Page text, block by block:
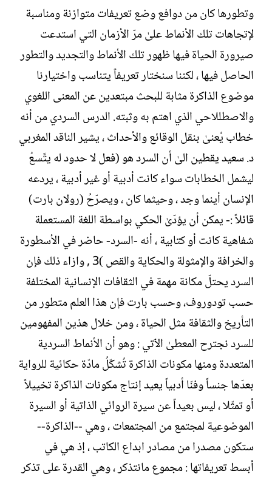
وتطورها كان من دوافع وضع تعريفات متوازنة ومناسبة
لإتجاهات تلك الأنماط علىٰ مرّ الأزمان التي استدعت
صيرورة الحياة فيها ظهور تلك الأنماط والتجديد والتطور
الحاصل فيها ، لكننا سنختار تعريفاً يتناسب واختيارنا
موضوع الذاكرة مثابة للبحث مبتعدين عن المعنى اللغوي
والاصطللاحي الذي اهتم به وثبته. الدرس السردي من أنه
خطاب يُعنىٰ بنقل الوقائع والأحداث ، يشير الناقد المغربي
د. سعيد يقطين الىٰ أن السرد هو (فعل لا حدود له يتَّسعُ
ليشمل الخطابات سواء كانت أدبية أو غير أدبية ، يردعه
الإنسان أينما وجد ، وحيثما كان ، ويصرّحُ (رولان بارت)
قائلاً :- يمكن أن يؤدّىٰ الحكي بواسطة اللغة المستعملة
شفاهية كانت أو كتابية ، أنه -السرد- حاضر في الأسطورة
والخرافة والإمثولة والحكاية والقص )3 , وازاء ذلك فإن
السرد يحتلّ مكانة مهمة في الثقافات الإنسانية المختلفة
حسب تودوروف، وحسب بارت فإن هذا العلم متطور من
التأريخ والثقافة مثل الحياة ، ومن خلال هذين المفهومين
للسرد نجترح المعطىٰ الٱتي : وهو أن الأنماط السردية
المتعددة ومنها مكونات الذاكرة تُشكّلُ مادّة حكائية للرواية
بعدّها جنساً وفنّا أدبياً يعيد إنتاج مكونات الذاكرة تخييلاً
أو تمثّلا ، ليس بعيداً عن سيرة الروائي الذاتية أو السيرة
الموضوعية لمجتمع من المجتمعات ، وهي --الذاكرة--
ستكون مصدرا من مصادر ابداع الكاتب ، إذ هي في
أبسط تعريفاتها : مجموع مانتذكر ، وهي القدرة على تذكر